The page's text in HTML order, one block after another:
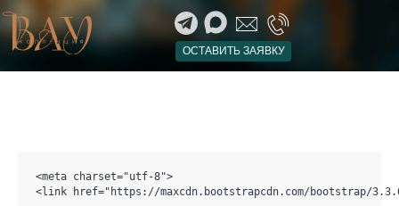
ОСТАВИТЬ ЗАЯВКУ
<meta charset="utf-8">
<link href="https://maxcdn.bootstrapcdn.com/bootstrap/